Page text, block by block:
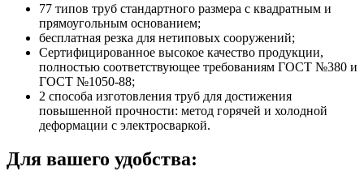
77 типов труб стандартного размера с квадратным и
прямоугольным основанием;
бесплатная резка для нетиповых сооружений;
Сертифицированное высокое качество продукции,
полностью соответствующее требованиям ГОСТ №380 и
ГОСТ №1050-88;
2 способа изготовления труб для достижения
повышенной прочности: метод горячей и холодной
деформации с электросваркой.
Для вашего удобства: